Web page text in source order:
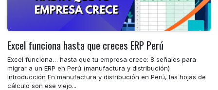
Excel funciona hasta que creces ERP Perú
Excel funciona… hasta que tu empresa crece: 8 señales para
migrar a un ERP en Perú (manufactura y distribución) ​
Introducción En manufactura y distribución en Perú, las hojas de
cálculo son ese viejo...